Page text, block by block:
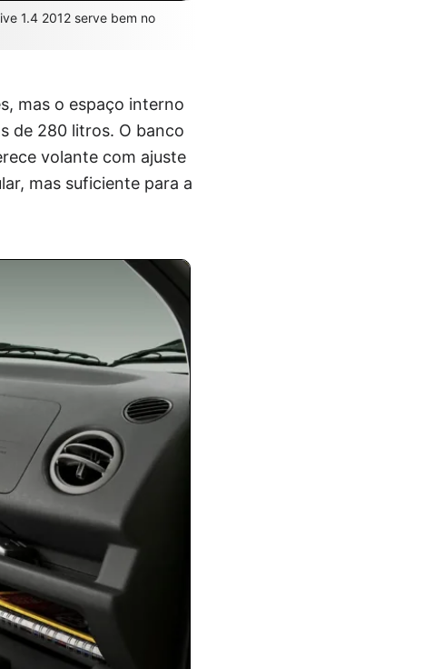
1.4 2012 serve bem no
mas o espaço interno
de 280 litros. O banco
volante com ajuste
mas suficiente para a